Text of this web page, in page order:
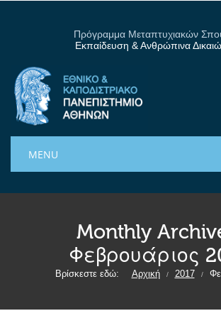
Πρόγραμμα Μεταπτυχιακών
Εκπαίδευση & Ανθρώπινα
MENU
Monthly
Φεβρουάριος
Βρίσκεστε εδώ: Αρχική / 2017 /